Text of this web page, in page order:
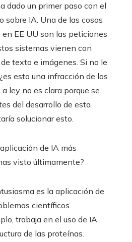
dado un primer paso con el
sobre IA. Una de las cosas
EE UU son las peticiones
sistemas vienen con
texto e imágenes. Si no le
esto una infracción de los
ley no es clara porque se
del desarrollo de esta
solucionar esto.
de IA más
visto últimamente?
es la aplicación de
científicos.
trabaja en el uso de IA
de las proteínas.